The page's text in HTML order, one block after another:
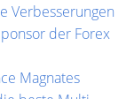
Verbesserungen
der Forex
Magnates